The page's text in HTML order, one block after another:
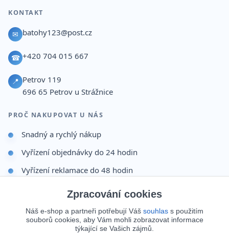
KONTAKT
✉ batohy123@post.cz
☎ +420 704 015 667
📍 Petrov 119
696 65 Petrov u Strážnice
PROČ NAKUPOVAT U NÁS
Snadný a rychlý nákup
Vyřízení objednávky do 24 hodin
Vyřízení reklamace do 48 hodin
Dárek po dokončení objednávky
Doprava 65 Kč nad 499 Kč
Zpracování cookies
Náš e-shop a partneři potřebují Váš souhlas s použitím
souborů cookies, aby Vám mohli zobrazovat informace
týkající se Vašich zájmů.